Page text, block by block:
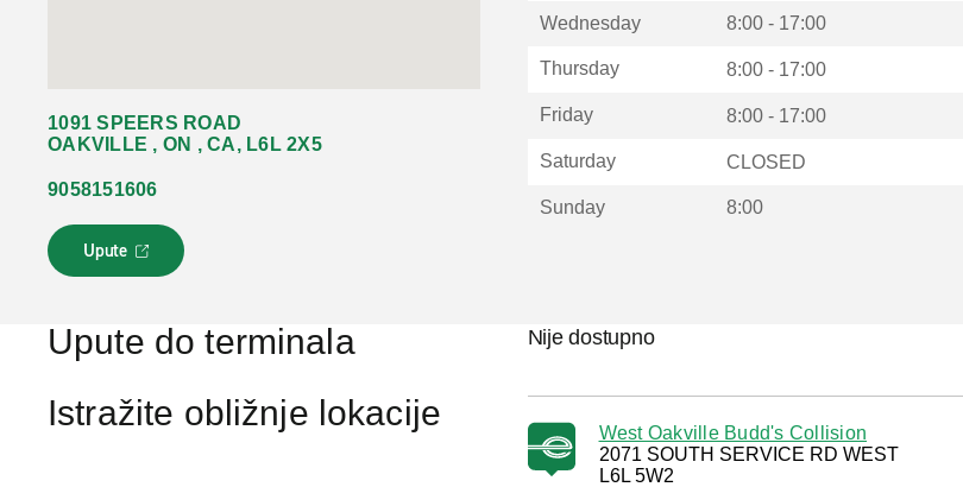
1091 SPEERS ROAD
OAKVILLE , ON , CA, L6L 2X5
9058151606
Upute
L
i
s
o
t
Wednesday 8:00 - 17:00
Thursday 8:00 - 17:00
Friday 8:00 - 17:00
Saturday CLOSED
Sunday 8:00
Upute do terminala Nije dostupno
Istražite obližnje lokacije
West Oakville Budd's Collision
2071 SOUTH SERVICE RD WEST
L6L 5W2